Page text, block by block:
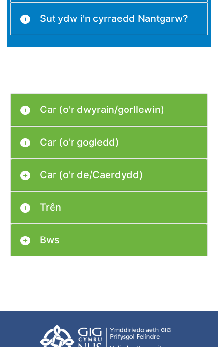
Sut ydw i'n cyrraedd Nantgarw?
Car (o'r dwyrain/gorllewin)
Car (o'r gogledd)
Car (o'r de/Caerdydd)
Trên
Bws